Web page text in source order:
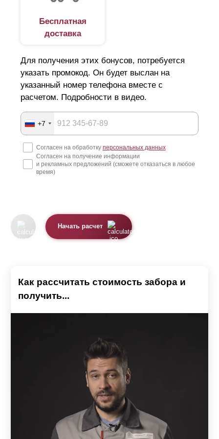
Бесплатная
доставка
Для получения этих бонусов, потребуется
указать промокод. Он будет выслан на
указанный номер телефона вместе с
расчетом. Подробности в видео.
+7
Согласен на обработку персональных данных
Согласен на получение информации
и рекламных предложений (сможете отказаться в любое
время)
Начать расчет
Как рассчитать стоимость забора и
получить...